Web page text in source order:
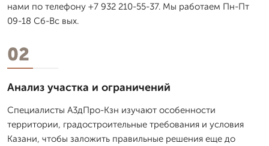
нами по телефону +7 932 210-55-37. Мы работаем Пн-Пт
09-18 Сб-Вс вых.
02
Анализ участка и ограничений
Специалисты А3дПро-Кзн изучают особенности
территории, градостроительные требования и условия
Казани, чтобы заложить правильные решения еще до